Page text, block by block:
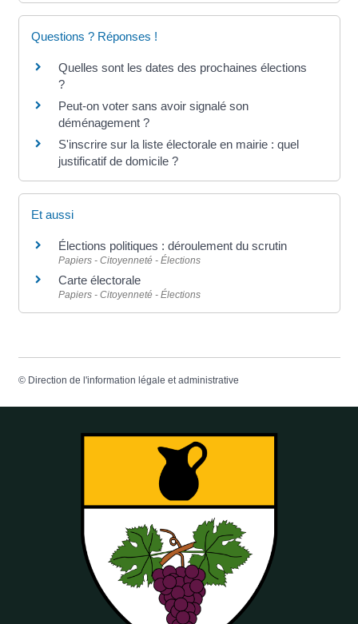
Questions ? Réponses !
Quelles sont les dates des prochaines élections
?
Peut-on voter sans avoir signalé son
déménagement ?
S'inscrire sur la liste électorale en mairie : quel
justificatif de domicile ?
Et aussi
Élections politiques : déroulement du scrutin
Papiers - Citoyenneté - Élections
Carte électorale
Papiers - Citoyenneté - Élections
© Direction de l'information légale et administrative